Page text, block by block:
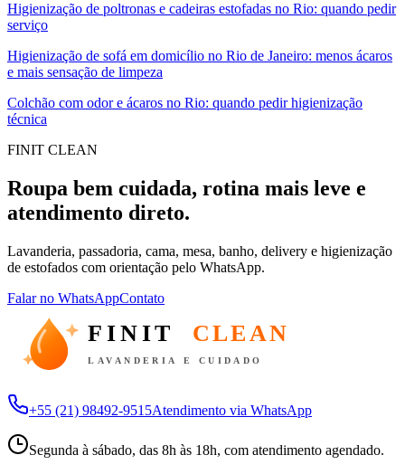
Higienização de poltronas e cadeiras estofadas no Rio: quando pedir
serviço
Higienização de sofá em domicílio no Rio de Janeiro: menos ácaros
e mais sensação de limpeza
Colchão com odor e ácaros no Rio: quando pedir higienização
técnica
FINIT CLEAN
Roupa bem cuidada, rotina mais leve e
atendimento direto.
Lavanderia, passadoria, cama, mesa, banho, delivery e higienização
de estofados com orientação pelo WhatsApp.
Falar no WhatsAppContato
FINIT CLEAN
LAVANDERIA E CUIDADO
+55 (21) 98492-9515Atendimento via WhatsApp
Segunda à sábado, das 8h às 18h, com atendimento agendado.